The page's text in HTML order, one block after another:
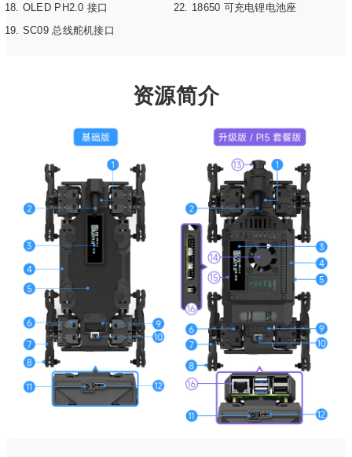
OLED PH2.0 接口
SC09 总线舵机接口
18650 可充电锂电池座
资源简介